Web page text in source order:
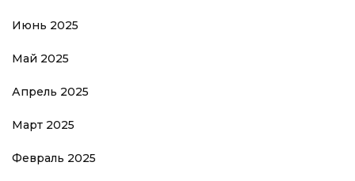
Июнь 2025
Май 2025
Апрель 2025
Март 2025
Февраль 2025